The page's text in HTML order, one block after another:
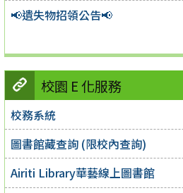
📢遺失物招領公告📢
校園 E 化服務
校務系統
圖書館藏查詢 (限校內查詢)
Airiti Library華藝線上圖書館